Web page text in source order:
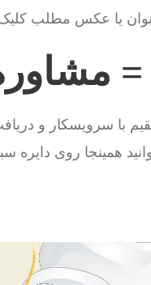
یا عکس مطلب کلیک
با سرویسکار و
همینجا روی دایره